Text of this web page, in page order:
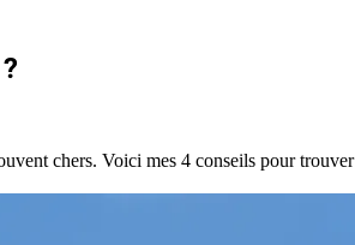
chers. Voici mes 4 conseils pour trouver